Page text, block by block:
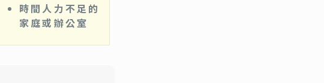
時間人力不足的
家庭或辦公室